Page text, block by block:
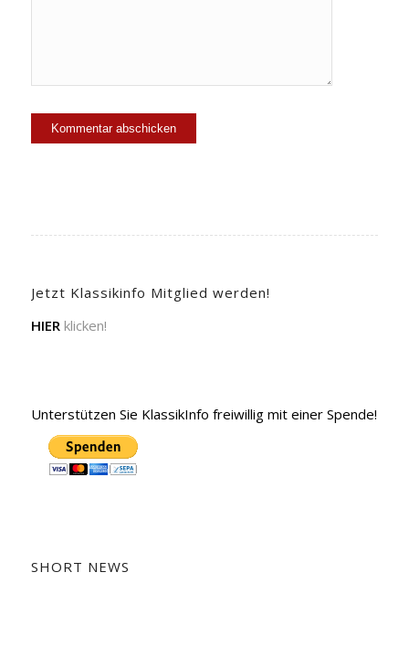
Jetzt Klassikinfo Mitglied werden!
HIERklicken!
Unterstützen Sie KlassikInfo freiwillig mit einer Spende!
SHORT NEWS